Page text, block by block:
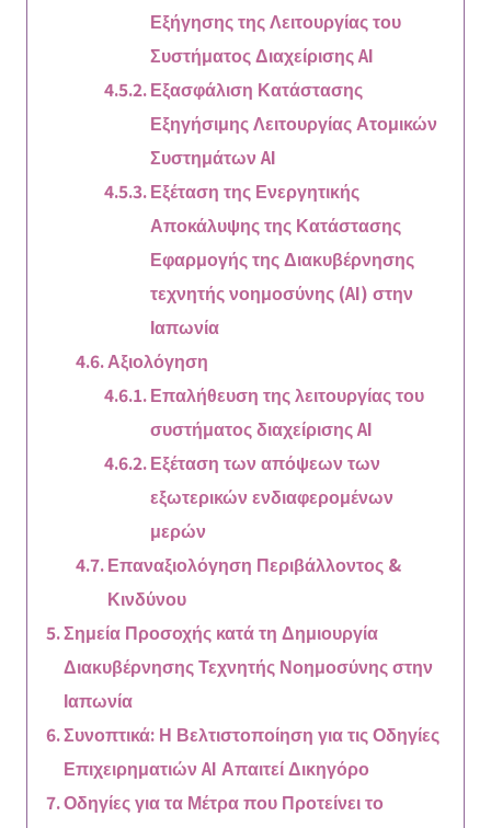
Εξήγησης της Λειτουργίας του
Συστήματος Διαχείρισης AI
Εξασφάλιση Κατάστασης
Εξηγήσιμης Λειτουργίας Ατομικών
Συστημάτων AI
Εξέταση της Ενεργητικής
Αποκάλυψης της Κατάστασης
Εφαρμογής της Διακυβέρνησης
τεχνητής νοημοσύνης (AI) στην
Ιαπωνία
Αξιολόγηση
Επαλήθευση της λειτουργίας του
συστήματος διαχείρισης AI
Εξέταση των απόψεων των
εξωτερικών ενδιαφερομένων
μερών
Επαναξιολόγηση Περιβάλλοντος &
Κινδύνου
Σημεία Προσοχής κατά τη Δημιουργία
Διακυβέρνησης Τεχνητής Νοημοσύνης στην
Ιαπωνία
Συνοπτικά: Η Βελτιστοποίηση για τις Οδηγίες
Επιχειρηματιών AI Απαιτεί Δικηγόρο
Οδηγίες για τα Μέτρα που Προτείνει το